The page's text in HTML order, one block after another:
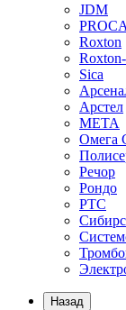
JDM
Roxton
Sica
Арстел
МЕТА
Омега
Речор
Рондо
РТС
Назад